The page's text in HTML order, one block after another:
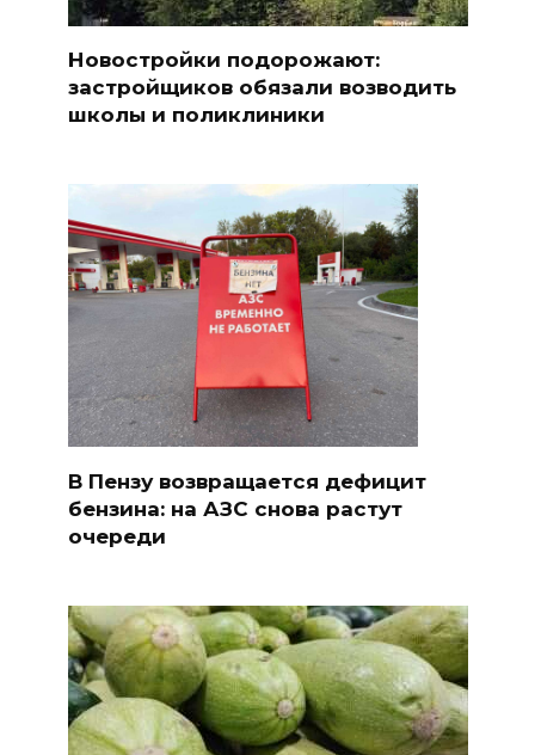
Новостройки подорожают:
застройщиков обязали возводить
школы и поликлиники
В Пензу возвращается дефицит
бензина: на АЗС снова растут
очереди